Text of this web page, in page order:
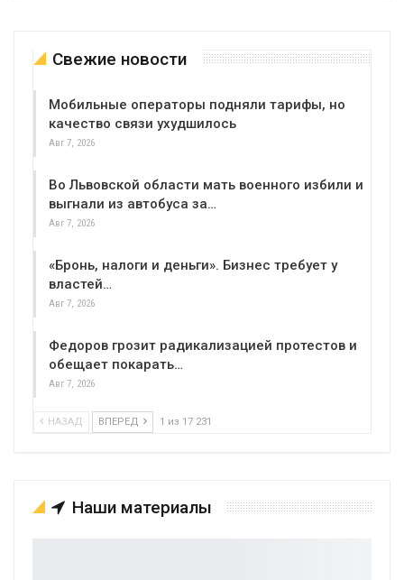
Свежие новости
Мобильные операторы подняли тарифы, но
качество связи ухудшилось
Авг 7, 2026
Во Львовской области мать военного избили и
выгнали из автобуса за…
Авг 7, 2026
«Бронь, налоги и деньги». Бизнес требует у
властей…
Авг 7, 2026
Федоров грозит радикализацией протестов и
обещает покарать…
Авг 7, 2026
НАЗАД ВПЕРЕД 1 из 17 231
Наши материалы